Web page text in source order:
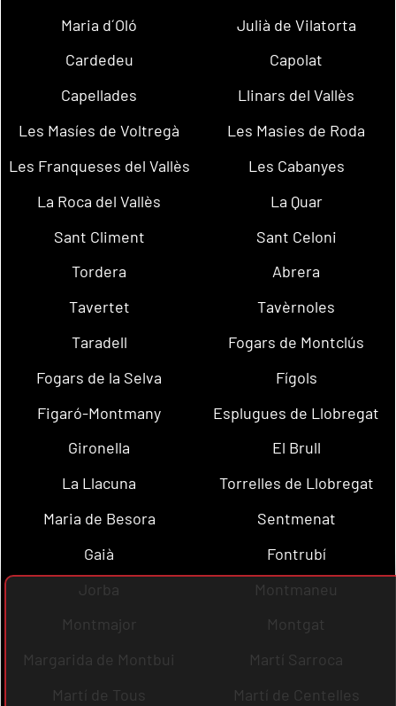
Maria d´Oló
Julià de Vilatorta
Cardedeu
Capolat
Capellades
Llinars del Vallès
Les Masíes de Voltregà
Les Masies de Roda
Les Franqueses del Vallès
Les Cabanyes
La Roca del Vallès
La Quar
Sant Climent
Sant Celoni
Tordera
Abrera
Tavertet
Tavèrnoles
Taradell
Fogars de Montclús
Fogars de la Selva
Fígols
Figaró-Montmany
Esplugues de Llobregat
Gironella
El Brull
La Llacuna
Torrelles de Llobregat
Maria de Besora
Sentmenat
Gaià
Fontrubí
Jorba
Montmaneu
Montmajor
Montgat
Margarida de Montbui
Martí Sarroca
Martí de Tous
Martí de Centelles